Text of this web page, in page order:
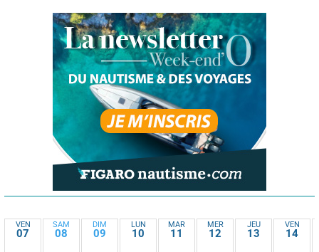
VEN
07
SAM
08
DIM
09
LUN
10
MAR
11
MER
12
JEU
13
VEN
14